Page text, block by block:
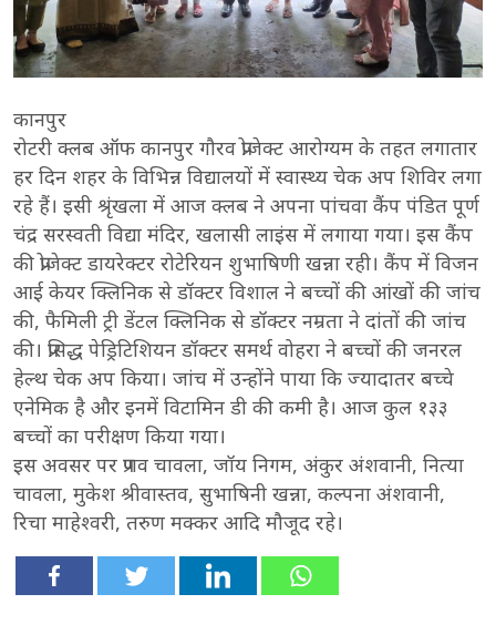
कानपुर
रोटरी क्लब ऑफ कानपुर गौरव प्रोजेक्ट आरोग्यम के तहत लगातार
हर दिन शहर के विभिन्न विद्यालयों में स्वास्थ्य चेक अप शिविर लगा
रहे हैं। इसी श्रृंखला में आज क्लब ने अपना पांचवा कैंप पंडित पूर्ण
चंद्र सरस्वती विद्या मंदिर, खलासी लाइंस में लगाया गया। इस कैंप
की प्रोजेक्ट डायरेक्टर रोटेरियन शुभाषिणी खन्ना रही। कैंप में विजन
आई केयर क्लिनिक से डॉक्टर विशाल ने बच्चों की आंखों की जांच
की, फैमिली ट्री डेंटल क्लिनिक से डॉक्टर नम्रता ने दांतों की जांच
की। प्रसिद्ध पेड्रिटिशियन डॉक्टर समर्थ वोहरा ने बच्चों की जनरल
हेल्थ चेक अप किया। जांच में उन्होंने पाया कि ज्यादातर बच्चे
एनेमिक है और इनमें विटामिन डी की कमी है। आज कुल १३३
बच्चों का परीक्षण किया गया।
इस अवसर पर प्रणव चावला, जॉय निगम, अंकुर अंशवानी, नित्या
चावला, मुकेश श्रीवास्तव, सुभाषिनी खन्ना, कल्पना अंशवानी,
रिचा माहेश्वरी, तरुण मक्कर आदि मौजूद रहे।